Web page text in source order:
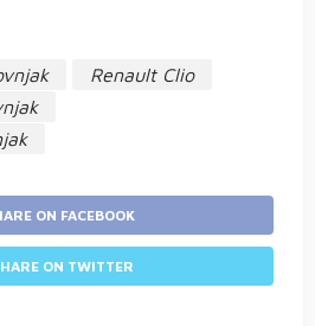
Renault Clio
ON FACEBOOK
ON TWITTER